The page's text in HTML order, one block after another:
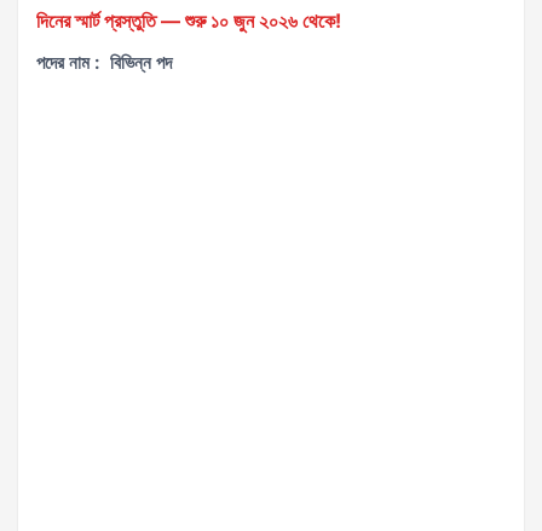
দিনের স্মার্ট প্রস্তুতি — শুরু ১০ জুন ২০২৬ থেকে!
পদের নাম : বিভিন্ন পদ